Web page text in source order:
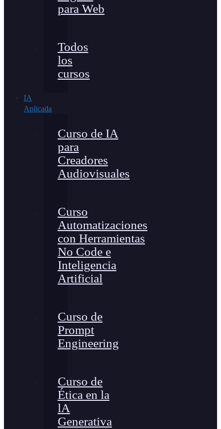
para Web
Todos
los
cursos
IA
Aplicada
Curso de IA
para
Creadores
Audiovisuales
Curso
Automatizaciones
con Herramientas
No Code e
Inteligencia
Artificial
Curso de
Prompt
Engineering
Curso de
Ética en la
lA
Generativa